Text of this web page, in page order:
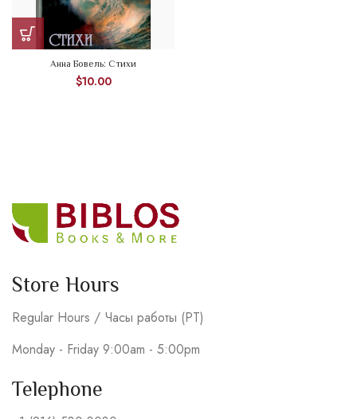
Анна Бовель: Стихи
$10.00
Store Hours
Regular Hours / Часы работы (PT)
Monday - Friday 9:00am - 5:00pm
Telephone